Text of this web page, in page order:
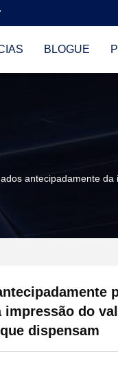
BLOGUE
antecipadamente
impressão do
dispensam